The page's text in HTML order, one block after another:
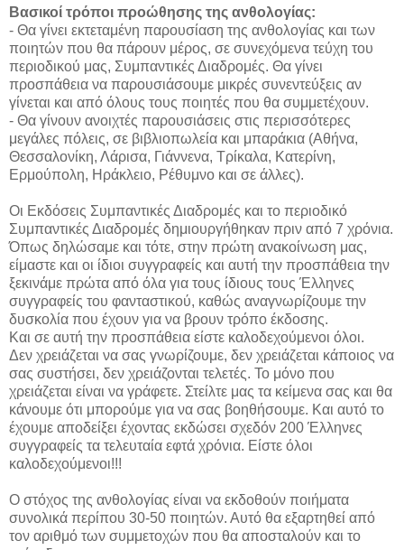
Βασικοί τρόποι προώθησης της ανθολογίας:
- Θα γίνει εκτεταμένη παρουσίαση της ανθολογίας και των
ποιητών που θα πάρουν μέρος, σε συνεχόμενα τεύχη του
περιοδικού μας, Συμπαντικές Διαδρομές. Θα γίνει
προσπάθεια να παρουσιάσουμε μικρές συνεντεύξεις αν
γίνεται και από όλους τους ποιητές που θα συμμετέχουν.
- Θα γίνουν ανοιχτές παρουσιάσεις στις περισσότερες
μεγάλες πόλεις, σε βιβλιοπωλεία και μπαράκια (Αθήνα,
Θεσσαλονίκη, Λάρισα, Γιάννενα, Τρίκαλα, Κατερίνη,
Ερμούπολη, Ηράκλειο, Ρέθυμνο και σε άλλες).
Οι Εκδόσεις Συμπαντικές Διαδρομές και το περιοδικό
Συμπαντικές Διαδρομές δημιουργήθηκαν πριν από 7 χρόνια.
Όπως δηλώσαμε και τότε, στην πρώτη ανακοίνωση μας,
είμαστε και οι ίδιοι συγγραφείς και αυτή την προσπάθεια την
ξεκινάμε πρώτα από όλα για τους ίδιους τους Έλληνες
συγγραφείς του φανταστικού, καθώς αναγνωρίζουμε την
δυσκολία που έχουν για να βρουν τρόπο έκδοσης.
Και σε αυτή την προσπάθεια είστε καλοδεχούμενοι όλοι.
Δεν χρειάζεται να σας γνωρίζουμε, δεν χρειάζεται κάποιος να
σας συστήσει, δεν χρειάζονται τελετές. Το μόνο που
χρειάζεται είναι να γράφετε. Στείλτε μας τα κείμενα σας και θα
κάνουμε ότι μπορούμε για να σας βοηθήσουμε. Και αυτό το
έχουμε αποδείξει έχοντας εκδώσει σχεδόν 200 Έλληνες
συγγραφείς τα τελευταία εφτά χρόνια. Είστε όλοι
καλοδεχούμενοι!!!
Ο στόχος της ανθολογίας είναι να εκδοθούν ποιήματα
συνολικά περίπου 30-50 ποιητών. Αυτό θα εξαρτηθεί από
τον αριθμό των συμμετοχών που θα αποσταλούν και το